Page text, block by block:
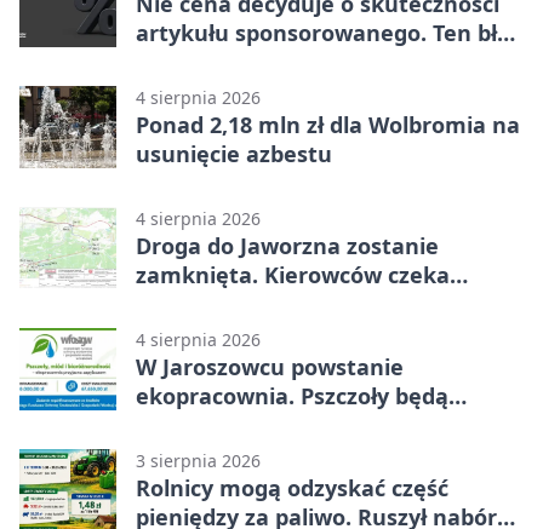
artykułu sponsorowanego. Ten błąd
4 sierpnia 2026
Ponad 2,18 mln zł dla Wolbromia na
usunięcie azbestu
4 sierpnia 2026
Droga do Jaworzna zostanie
zamknięta. Kierowców czeka
4 sierpnia 2026
W Jaroszowcu powstanie
ekopracownia. Pszczoły będą
3 sierpnia 2026
Rolnicy mogą odzyskać część
pieniędzy za paliwo. Ruszył nabór